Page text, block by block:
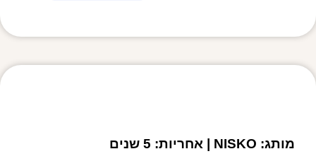
מותג: NISKO | אחריות: 5 שנים